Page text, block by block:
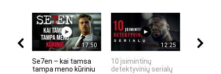
17:50
Se7en – kai tamsa
tampa meno kūriniu
12:25
10 įsimintinų
detektyvinių serialų